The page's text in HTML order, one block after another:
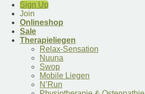
Sign Up
Join
Onlineshop
Sale
Therapieliegen
Relax-Sensation
Nuuna
Swop
Mobile Liegen
N’Run